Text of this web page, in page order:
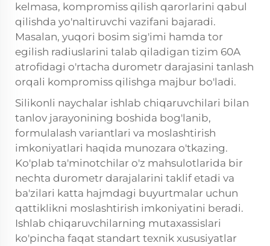
kelmasa, kompromiss qilish qarorlarini qabul
qilishda yo'naltiruvchi vazifani bajaradi.
Masalan, yuqori bosim sig'imi hamda tor
egilish radiuslarini talab qiladigan tizim 60A
atrofidagi o'rtacha durometr darajasini tanlash
orqali kompromiss qilishga majbur bo'ladi.
Silikonli naychalar ishlab chiqaruvchilari bilan
tanlov jarayonining boshida bog'lanib,
formulalash variantlari va moslashtirish
imkoniyatlari haqida munozara o'tkazing.
Ko'plab ta'minotchilar o'z mahsulotlarida bir
nechta durometr darajalarini taklif etadi va
ba'zilari katta hajmdagi buyurtmalar uchun
qattiklikni moslashtirish imkoniyatini beradi.
Ishlab chiqaruvchilarning mutaxassislari
ko'pincha faqat standart texnik xususiyatlar